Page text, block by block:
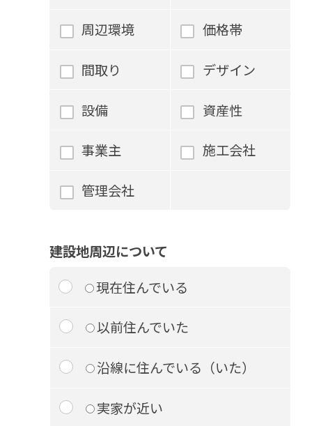
周辺環境 価格帯
間取り デザイン
設備 資産性
事業主 施工会社
管理会社
建設地周辺について
現在住んでいる
以前住んでいた
沿線に住んでいる（いた）
実家が近い